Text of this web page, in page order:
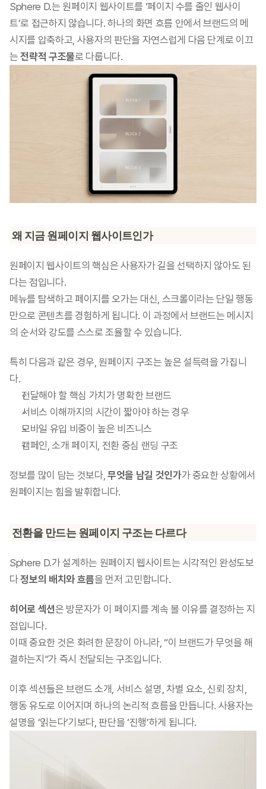
Sphere D.는 원페이지 웹사이트를 ‘페이지 수를 줄인 웹사이
트’로 접근하지 않습니다. 하나의 화면 흐름 안에서 브랜드의 메
시지를 압축하고, 사용자의 판단을 자연스럽게 다음 단계로 이끄
는 전략적 구조물로 다룹니다.
왜 지금 원페이지 웹사이트인가
원페이지 웹사이트의 핵심은 사용자가 길을 선택하지 않아도 된
다는 점입니다.
메뉴를 탐색하고 페이지를 오가는 대신, 스크롤이라는 단일 행동
만으로 콘텐츠를 경험하게 됩니다. 이 과정에서 브랜드는 메시지
의 순서와 강도를 스스로 조율할 수 있습니다.
특히 다음과 같은 경우, 원페이지 구조는 높은 설득력을 가집니
다.
전달해야 할 핵심 가치가 명확한 브랜드
서비스 이해까지의 시간이 짧아야 하는 경우
모바일 유입 비중이 높은 비즈니스
캠페인, 소개 페이지, 전환 중심 랜딩 구조
정보를 많이 담는 것보다, 무엇을 남길 것인가가 중요한 상황에서
원페이지는 힘을 발휘합니다.
전환을 만드는 원페이지 구조는 다르다
Sphere D.가 설계하는 원페이지 웹사이트는 시각적인 완성도보
다 정보의 배치와 흐름을 먼저 고민합니다.
히어로 섹션은 방문자가 이 페이지를 계속 볼 이유를 결정하는 지
점입니다.
이때 중요한 것은 화려한 문장이 아니라, “이 브랜드가 무엇을 해
결하는지”가 즉시 전달되는 구조입니다.
이후 섹션들은 브랜드 소개, 서비스 설명, 차별 요소, 신뢰 장치,
행동 유도로 이어지며 하나의 논리적 흐름을 만듭니다. 사용자는
설명을 ‘읽는다’기보다, 판단을 ‘진행’하게 됩니다.